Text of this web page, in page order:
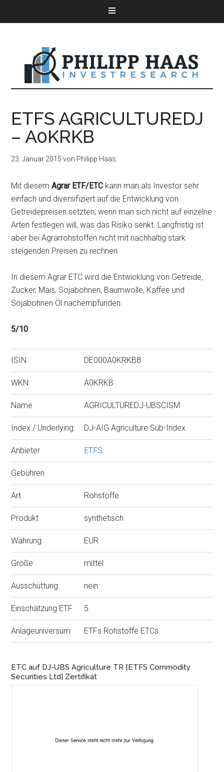
ETFS AGRICULTUREDJ
– A0KRKB
23. Januar 2015 von Philipp Haas
Mit diesemAgrar ETF/ETC kann man als Investor sehr
einfach und diversifiziert auf die Entwicklung von
Getreidepreisen setzten, wenn man sich nicht auf einzelne
Arten festlegen will, was das Risiko senkt. Langfristig ist
aber bei Agrarrohstoffen nicht mit nachhaltig stark
steigenden Preisen zu rechnen
In diesem Agrar ETC wird die Entwicklung von Getreide,
Zucker, Mais, Sojabohnen, Baumwolle, Kaffee und
Sojabohnen Öl nachempfunden.
5/10
ISIN DE000A0KRKB8
WKN A0KRKB
Name AGRICULTUREDJ-UBSCISM
Index / Underlying DJ-AIG Agriculture Sub-Index
Anbieter ETFS
Gebühren
Art Rohstoffe
Produkt synthetisch
Währung EUR
Größe mittel
Ausschüttung nein
Einschätzung ETF 5
Anlageuniversum ETFs Rohstoffe ETCs
ETC auf DJ-UBS Agriculture TR [ETFS Commodity
Securities Ltd] Zertifikat